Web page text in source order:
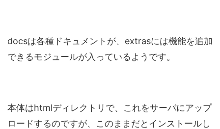
docsは各種ドキュメントが、extrasには機能を追加
できるモジュールが入っているようです。
本体はhtmlディレクトリで、これをサーバにアップ
ロードするのですが、このままだとインストールし